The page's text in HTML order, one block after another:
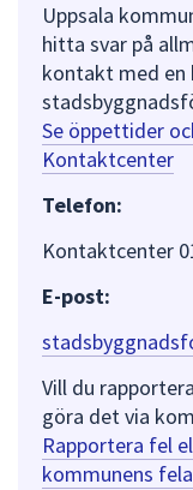
Uppsala
hitta svar på
kontakt med en
Se öppettider
Kontaktcenter
Telefon:
Kontaktcenter
E-post:
Vill du
göra det via
Rapportera fel
kommunens